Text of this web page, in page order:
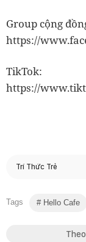
Group cộng
https://
TikTok:
https://
Trí Thức Trẻ
Tags Hello Cafe